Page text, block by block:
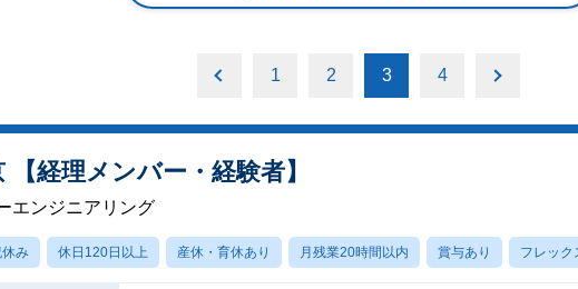
1 2 3 4
【経理メンバー・経験者】
エンジニアリング
休み 休日120日以上 産休・育休あり 月残業20時間以内 賞与あり フレック